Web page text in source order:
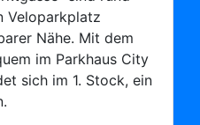
Veloparkplatz
Nähe. Mit dem
im Parkhaus City
sich im 1. Stock, ein